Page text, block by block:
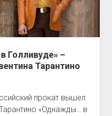
open
dropdown
menu
кино
–
Тарантино
прокат вышел
«Однажды… в